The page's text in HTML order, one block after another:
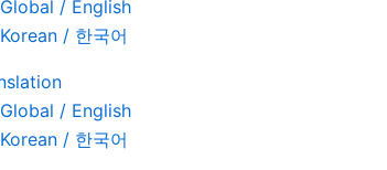
Global / English
Korean / 한국어
Global / English
Korean / 한국어